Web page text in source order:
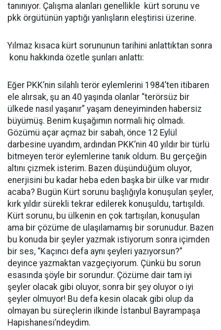
tanınıyor. Çalışma alanları genellikle kürt sorunu ve
pkk örgütünün yaptığı yanlışların eleştirisi üzerine.
Yılmaz kısaca kürt sorununun tarihini anlattıktan sonra
konu hakkında özetle şunları anlattı:
Eğer PKK’nin silahlı terör eylemlerini 1984’ten itibaren
ele alırsak, şu an 40 yaşında olanlar “terörsüz bir
ülkede nasıl yaşanır” yaşam deneyiminden habersiz
büyümüş. Benim kuşağımın normali hiç olmadı.
Gözümü açar açmaz bir sabah, önce 12 Eylül
darbesine uyandım, ardından PKK’nin 40 yıldır bir türlü
bitmeyen terör eylemlerine tanık oldum. Bu gerçeğin
altını çizmek isterim. Bazen düşündüğüm oluyor,
enerjisini bu kadar heba eden başka bir ülke var mıdır
acaba? Bugün Kürt sorunu başlığıyla konuşulan şeyler,
kırk yıldır sürekli tekrar edilerek konuşuldu, tartışıldı.
Kürt sorunu, bu ülkenin en çok tartışılan, konuşulan
ama bir çözüme de ulaşılamamış bir sorunudur. Bazen
bu konuda bir şeyler yazmak istiyorum sonra içimden
bir ses, “Kaçıncı defa aynı şeyleri yazıyorsun?”
deyince yazmaktan vazgeçiyorum. Çünkü bu sorun
esasında şöyle bir sorundur. Çözüme dair tam iyi
şeyler olacak gibi oluyor, sonra bir şey oluyor o iyi
şeyler olmuyor! Bu defa kesin olacak gibi olup da
olmayan bu süreçlerin ilkinde İstanbul Bayrampaşa
Hapishanesi’ndeydim.